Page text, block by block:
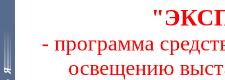
- программа
освещению